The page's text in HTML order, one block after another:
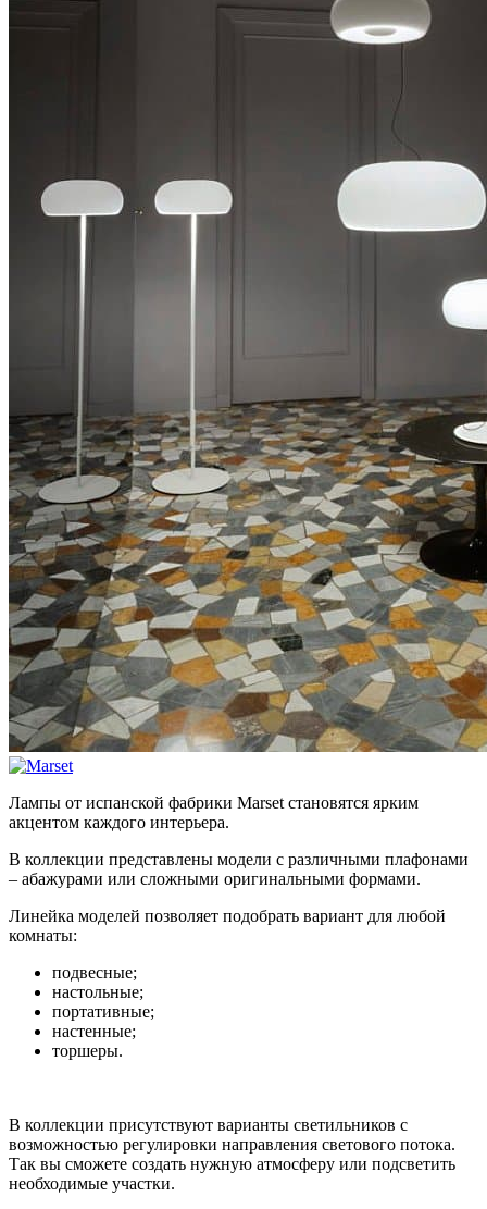
Лампы от испанской фабрики Marset становятся ярким
акцентом каждого интерьера.
В коллекции представлены модели с различными плафонами
– абажурами или сложными оригинальными формами.
Линейка моделей позволяет подобрать вариант для любой
комнаты:
подвесные;
настольные;
портативные;
настенные;
торшеры.
В коллекции присутствуют варианты светильников с
возможностью регулировки направления светового потока.
Так вы сможете создать нужную атмосферу или подсветить
необходимые участки.